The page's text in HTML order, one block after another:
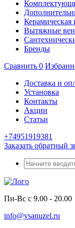
Керамическая
Вытяжные
Бренды
Сравнить 0
Доставка и
Установка
Контакты
Акции
Статьи
+74951919381
Заказать обратный
Пн-Вс с 9.00 - 20.00
info@vsanuzel.ru